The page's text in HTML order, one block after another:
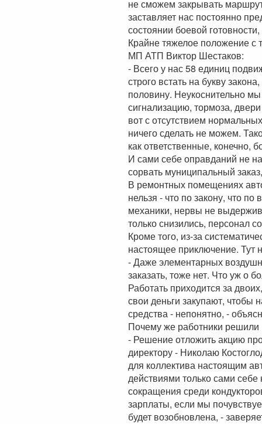
не сможем закрывать
заставляет нас постоянно
состоянии боевой
Крайне тяжелое положение с
МП АТП Виктор Шестаков:
- Всего у нас 58 единиц
строго встать на букву
половину. Неукоснительно
сигнализацию, тормоза,
вот с отсутствием
ничего сделать не можем.
как ответственные, конечно,
И сами себе оправданий не
сорвать муниципальный
В ремонтных помещениях
нельзя - что по закону, что
механики, нервы не
только снизились, персонал
Кроме того, из-за
настоящее приключение. Тут
- Даже элементарных
заказать, тоже нет. Что уж о
Работать приходится за
свои деньги закупают, чтобы
средства - непонятно, -
Почему же работники решили
- Решение отложить акцию
директору - Николаю
для коллектива настоящим
действиями только сами
сокращения среди
зарплаты, если мы
будет возобновлена, -